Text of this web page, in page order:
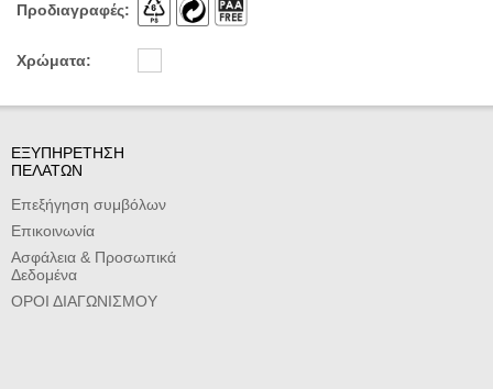
Προδιαγραφές:
Χρώματα:
ΕΞΥΠΗΡΕΤΗΣΗ
ΠΕΛΑΤΩΝ
Επεξήγηση συμβόλων
Επικοινωνία
Ασφάλεια & Προσωπικά
Δεδομένα
ΟΡΟΙ ΔΙΑΓΩΝΙΣΜΟΥ